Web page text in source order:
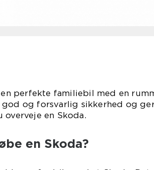
perfekte familiebil med en
god og forsvarlig sikkerhed og
en Skoda.
en Skoda?